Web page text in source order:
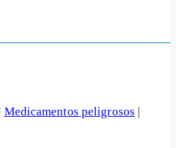
Medicamentos peligrosos